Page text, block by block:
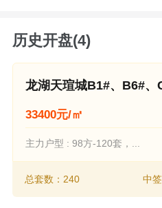
历史开盘(4)
龙湖天瑄城B1#、B6#、
33400元/㎡
主力户型 : 98方-120套，...
总套数：240 中